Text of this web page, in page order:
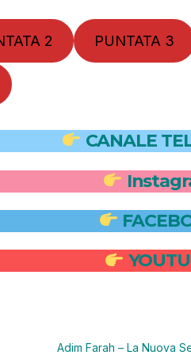
2 PUNTATA 3
CANALE
Adim Farah – La Nuova